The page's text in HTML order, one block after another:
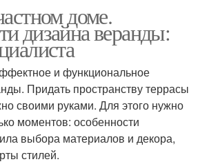
доме.
дизайна веранды:
и функциональное
Придать пространству террасы
своими руками. Для этого нужно
моментов: особенности
выбора материалов и декора,
стилей.